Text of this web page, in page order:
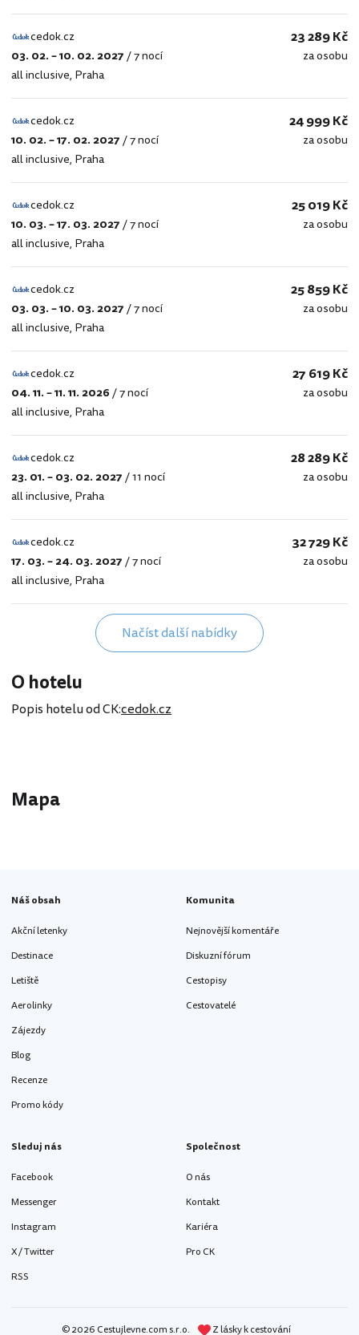
cedok.cz
cedok.cz
03. 02. – 10. 02. 2027/7 nocí
all inclusive, Praha
23 289 Kč
za osobu
cedok.cz
cedok.cz
10. 02. – 17. 02. 2027/7 nocí
all inclusive, Praha
24 999 Kč
za osobu
cedok.cz
cedok.cz
10. 03. – 17. 03. 2027/7 nocí
all inclusive, Praha
25 019 Kč
za osobu
cedok.cz
cedok.cz
03. 03. – 10. 03. 2027/7 nocí
all inclusive, Praha
25 859 Kč
za osobu
cedok.cz
cedok.cz
04. 11. – 11. 11. 2026/7 nocí
all inclusive, Praha
27 619 Kč
za osobu
cedok.cz
cedok.cz
23. 01. – 03. 02. 2027/11 nocí
all inclusive, Praha
28 289 Kč
za osobu
cedok.cz
cedok.cz
17. 03. – 24. 03. 2027/7 nocí
all inclusive, Praha
32 729 Kč
za osobu
Načíst další nabídky
O hotelu
Popis hotelu od CK:cedok.cz
Mapa
Náš obsah
Akční letenky
Destinace
Letiště
Aerolinky
Zájezdy
Blog
Recenze
Promo kódy
Komunita
Nejnovější komentáře
Diskuzní fórum
Cestopisy
Cestovatelé
Sleduj nás
Facebook
Messenger
Instagram
X / Twitter
RSS
Společnost
O nás
Kontakt
Kariéra
Pro CK
© 2026 Cestujlevne.com s.r.o. Z lásky k cestování